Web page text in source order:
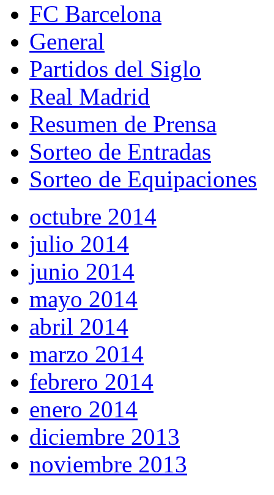
FC Barcelona
General
Partidos del Siglo
Real Madrid
Resumen de Prensa
Sorteo de Entradas
Sorteo de Equipaciones
octubre 2014
julio 2014
junio 2014
mayo 2014
abril 2014
marzo 2014
febrero 2014
enero 2014
diciembre 2013
noviembre 2013